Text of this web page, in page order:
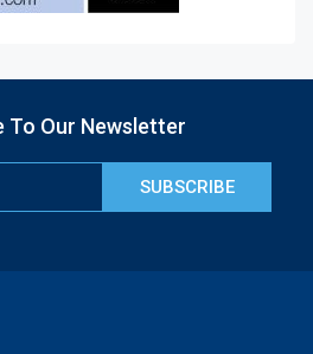
To Our Newsletter
SUBSCRIBE